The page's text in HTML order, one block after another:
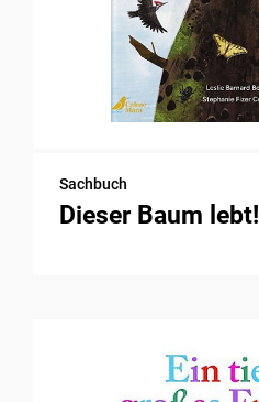
Sachbuch
Dieser Baum lebt!